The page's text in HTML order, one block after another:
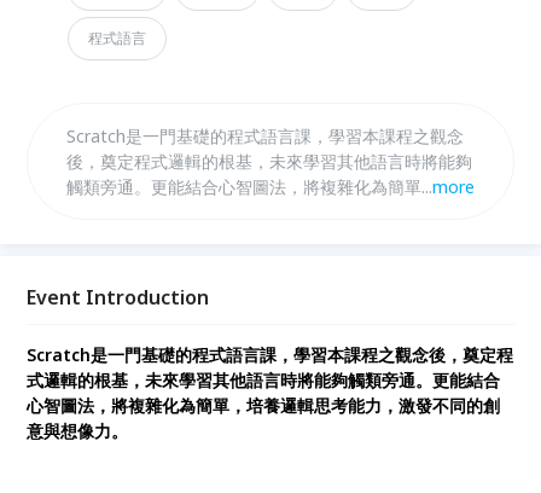
程式語言
Scratch是一門基礎的程式語言課，學習本課程之觀念
後，奠定程式邏輯的根基，未來學習其他語言時將能夠
觸類旁通。更能結合心智圖法，將複雜化為簡單，培養
...more
Event Introduction
Scratch是一門基礎的程式語言課，學習本課程之觀念後，奠定程
式邏輯的根基，未來學習其他語言時將能夠觸類旁通。更能結合
心智圖法，將複雜化為簡單，培養邏輯思考能力，激發不同的創
意與想像力。